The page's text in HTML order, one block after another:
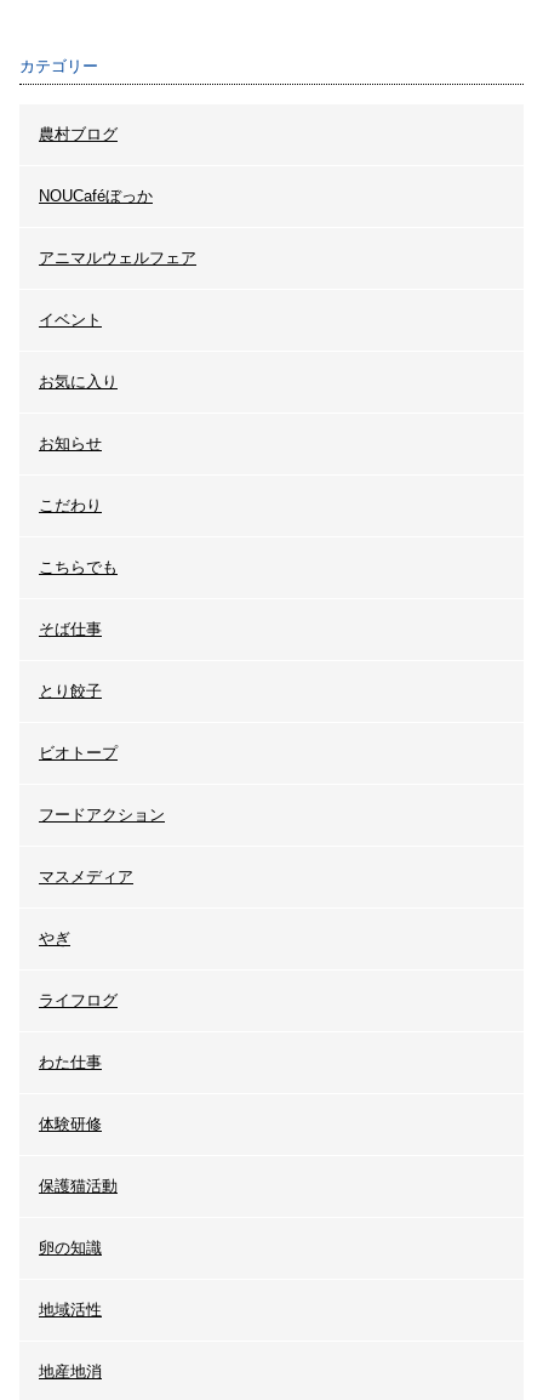
カテゴリー
農村ブログ
NOUCaféぼっか
アニマルウェルフェア
イベント
お気に入り
お知らせ
こだわり
こちらでも
そば仕事
とり餃子
ビオトープ
フードアクション
マスメディア
やぎ
ライフログ
わた仕事
体験研修
保護猫活動
卵の知識
地域活性
地産地消